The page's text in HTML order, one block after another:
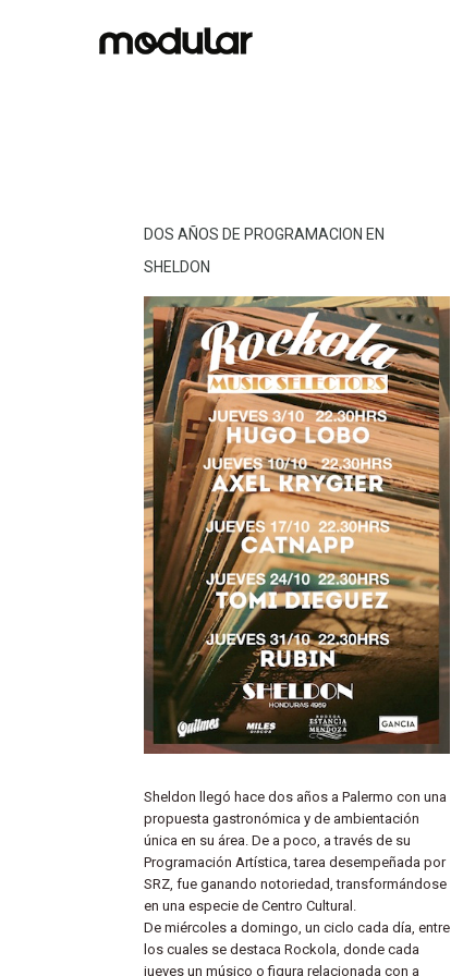
DOS AÑOS DE PROGRAMACION EN
SHELDON
Sheldon llegó hace dos años a Palermo con una
propuesta gastronómica y de ambientación
única en su área. De a poco, a través de su
Programación Artística, tarea desempeñada por
SRZ, fue ganando notoriedad, transformándose
en una especie de Centro Cultural.
De miércoles a domingo, un ciclo cada día, entre
los cuales se destaca Rockola, donde cada
jueves un músico o figura relacionada con a